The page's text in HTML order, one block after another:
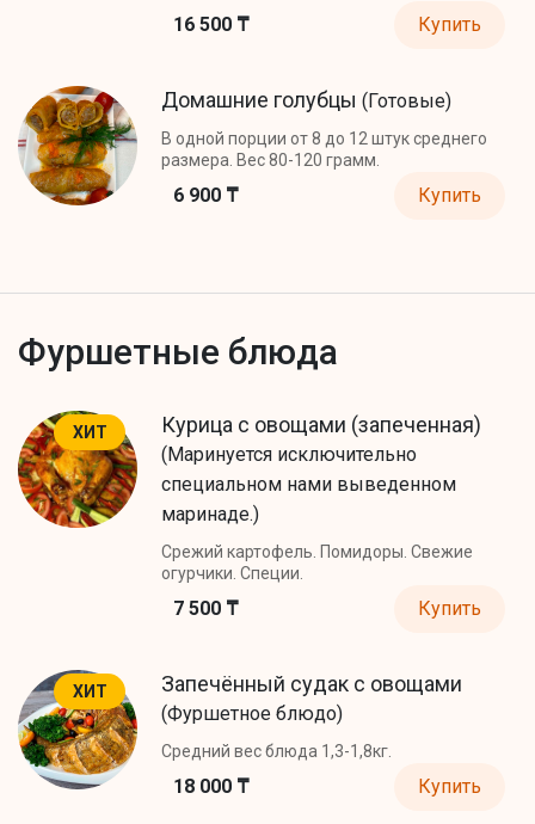
16 500 ₸ Купить
Домашние голубцы (Готовые)
В одной порции от 8 до 12 штук среднего
размера. Вес 80-120 грамм.
6 900 ₸ Купить
Фуршетные блюда
ХИТ Курица с овощами (запеченная)
(Маринуется исключительно
специальном нами выведенном
маринаде.)
Срежий картофель. Помидоры. Свежие
огурчики. Специи.
7 500 ₸ Купить
ХИТ Запечённый судак с овощами
(Фуршетное блюдо)
Средний вес блюда 1,3-1,8кг.
18 000 ₸ Купить